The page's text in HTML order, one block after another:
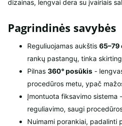
dizainas, lengvai dera su įvairiais
Pagrindinės savybės
Reguliuojamas aukštis 65–79
rankų pastangų, tinka
Pilnas 360° posūkis -
procedūros metu, ypač
Įmontuota fiksavimo sistema
reguliavimo, saugi
Nuimami porankiai, padalinti